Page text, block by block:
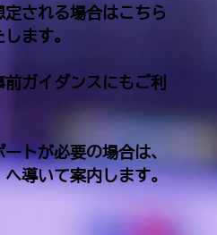
される場合はこちら
ます。
ガイダンスにもご利
トが必要の場合は、
導いて案内します。